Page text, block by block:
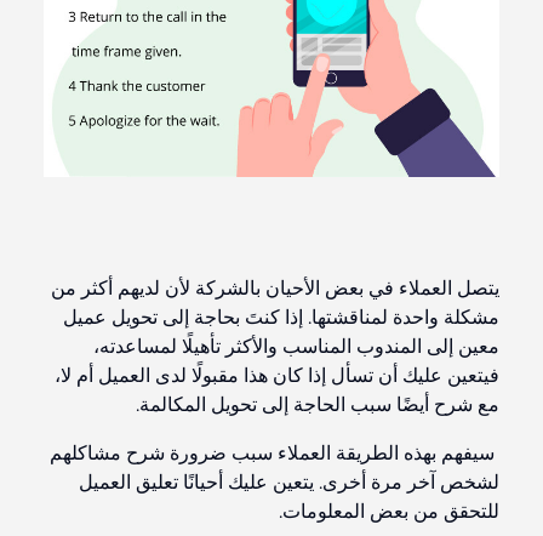
يتصل العملاء في بعض الأحيان بالشركة لأن لديهم أكثر من
مشكلة واحدة لمناقشتها. إذا كنتَ بحاجة إلى تحويل عميل
معين إلى المندوب المناسب والأكثر تأهيلًا لمساعدته،
فيتعين عليك أن تسأل إذا كان هذا مقبولًا لدى العميل أم لا،
مع شرح أيضًا سبب الحاجة إلى تحويل المكالمة.
سيفهم بهذه الطريقة العملاء سبب ضرورة شرح مشاكلهم
لشخص آخر مرة أخرى. يتعين عليك أحيانًا تعليق العميل
للتحقق من بعض المعلومات.